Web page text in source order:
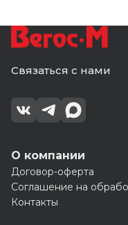
Связаться с нами
О компании
Договор-оферта
Соглашение на
Контакты